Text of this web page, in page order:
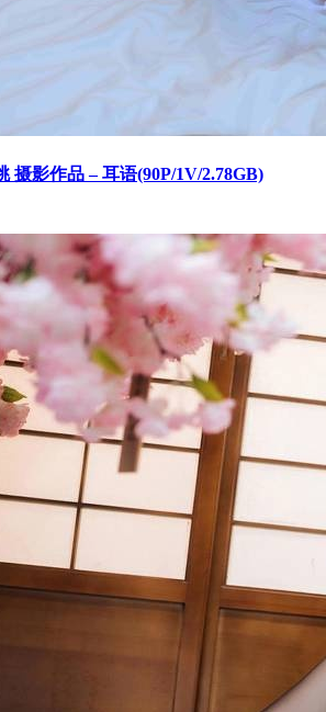
摄影作品 – 耳语(90P/1V/2.78GB)